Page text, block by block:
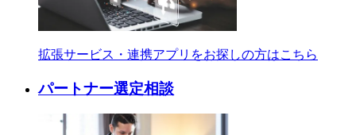
拡張サービス・連携アプリをお探しの方はこちら
パートナー選定相談